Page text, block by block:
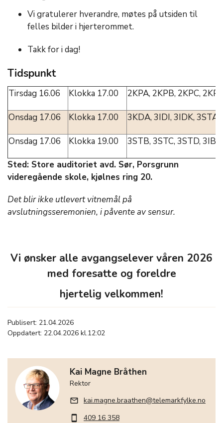
Vi gratulerer hverandre, møtes på utsiden til
felles bilder i hjerterommet.
Takk for i dag!
Tidspunkt
Tirsdag 16.06 Klokka 17.00 2KPA, 2KPB, 2KPC,
Onsdag 17.06 Klokka 17.00 3KDA, 3IDI, 3IDK, 3STA
Onsdag 17.06 Klokka 19.00 3STB, 3STC, 3STD,
Sted: Store auditoriet avd. Sør, Porsgrunn
videregående skole, kjølnes ring 20.
Det blir ikke utlevert vitnemål på
avslutningsseremonien, i påvente av sensur.
Vi ønsker alle avgangselever våren 2026
med foresatte og foreldre
hjertelig velkommen!
Publisert: 21.04.2026
Oppdatert: 22.04.2026 kl.12:02
Kai Magne Bråthen
Rektor
mail_outline kai.magne.braathen@telemarkfylke.no
smartphone 409 16 358